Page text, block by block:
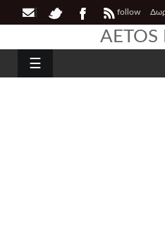
follow
AETOS
☰